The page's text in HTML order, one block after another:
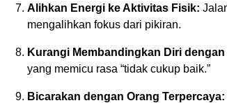
Alihkan Energi ke Aktivitas Fisik:
mengalihkan fokus dari pikiran.
Kurangi Membandingkan Diri
yang memicu rasa “tidak cukup baik.”
Bicarakan dengan Orang Terpercaya: